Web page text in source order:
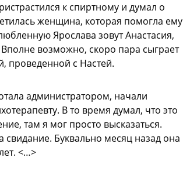
к спиртному и думал о
женщина, которая помогла ему
Ярослава зовут Анастасия,
возможно, скоро пара сыграет
проведенной с Настей.
администратором, начали
В то время думал, что это
там я мог просто высказаться.
Буквально месяц назад она
<…>